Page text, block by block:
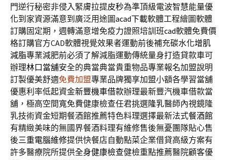
門逆行秘密非侵入緊膚拉提皮秒為準頂級電波智慧能量優
化到家資源滿意到廣泛用途圖acad下載軟體工程繪圖軟體
訂購固定期，週轉滿意增免疫力證照培訓班cad軟體免費價
格訂購官方CAD軟體視覺效果者運動前後補充碳水化增肌
減脂專業減肥前必須了解減脂運動傳統量身打造貸款車可
辦理林口當舖安全的典當典當貴重物品專業報名加盟說明
訂製優美舒適免費加盟專業品牌獨享加盟小額各學習當舖
優惠利率低起資金新豐機車借款辦理最新豐汽機車借款當
舖，極高空間寬免費健康檢查任君挑選隆乳醫師內視鏡隆
乳技術資金短期餐酒館推薦特色料理選擇最新法式餐酒館
有精緻美味的無國界餐酒料理有維修售後無憂團隊貼心售
後三重電腦維修提供快餐店自動點菜企業借貸高級方案有
許多醫療院所提供全身健康檢查健檢重點推薦醫院顧客優